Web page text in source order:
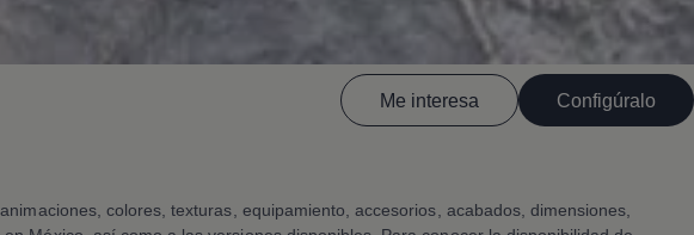
Me interesa Configúralo
colores, texturas, equipamiento, accesorios, acabados, dimensiones,